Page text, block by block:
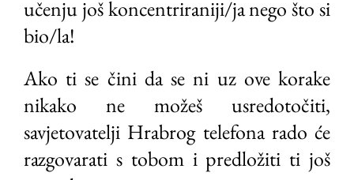
učenju još koncentriraniji/ja nego što si
bio/la!
Ako ti se čini da se ni uz ove korake
nikako ne možeš usredotočiti,
savjetovatelji Hrabrog telefona rado će
razgovarati s tobom i predložiti ti još